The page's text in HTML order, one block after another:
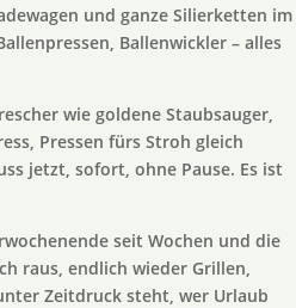
und ganze Silierketten im
Ballenwickler – alles
wie goldene Staubsauger,
Pressen fürs Stroh gleich
jetzt, sofort, ohne Pause. Es ist
seit Wochen und die
raus, endlich wieder Grillen,
Zeitdruck steht, wer Urlaub